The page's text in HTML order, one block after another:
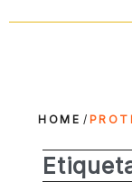
HOME /